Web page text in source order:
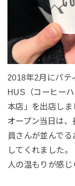
2018年2月にパテ
HUS（コーヒー
本店」を出店しま
オープン当日は
員さんが並んで
してくれました。
人の温もりが感じ